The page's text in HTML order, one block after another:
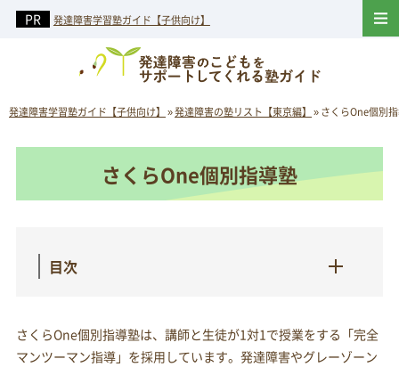
発達障害学習塾ガイド【子供向け】
発達障害学習塾ガイド【子供向け】 »発達障害の塾リスト【東京編】 »さくらOne個別
さくらOne個別指導塾
目次
さくらOne個別指導塾は、講師と生徒が1対1で授業をする「完全
マンツーマン指導」を採用しています。発達障害やグレーゾーン